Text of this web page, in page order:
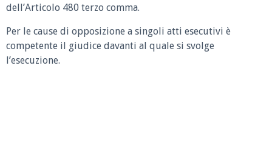
dell’Articolo 480 terzo comma.
Per le cause di opposizione a singoli atti esecutivi è
competente il giudice davanti al quale si svolge
l’esecuzione.